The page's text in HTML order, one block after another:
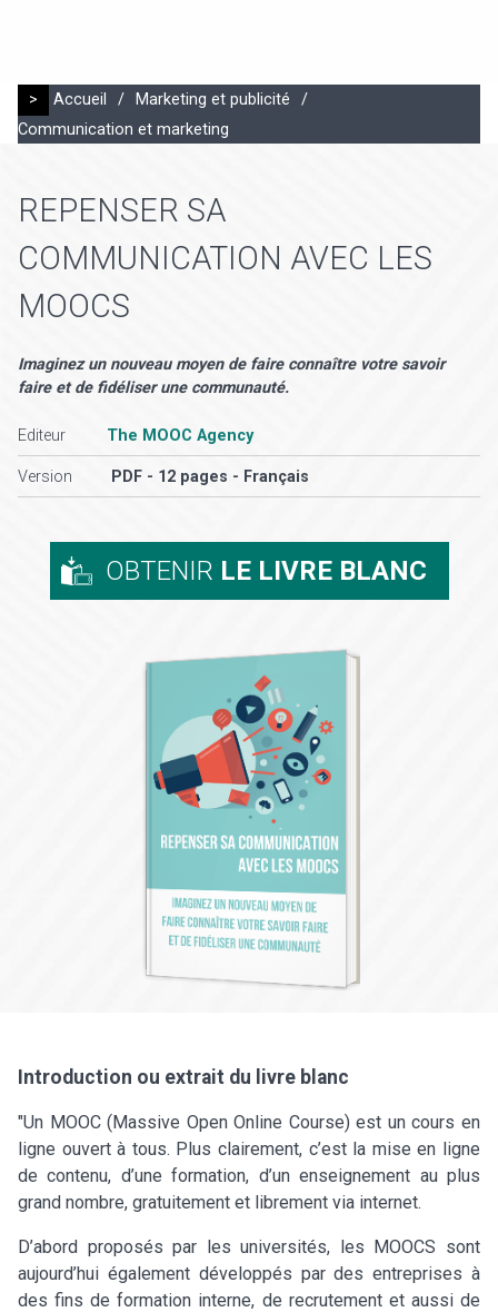
> Accueil / Marketing et publicité
/
Communication et marketing
REPENSER SA
COMMUNICATION AVEC LES
MOOCS
Imaginez un nouveau moyen de faire connaître votre savoir
faire et de fidéliser une communauté.
Editeur The MOOC Agency
Version PDF - 12 pages - Français
OBTENIR LE LIVRE BLANC
Introduction ou extrait du livre blanc
"Un MOOC (Massive Open Online Course) est un cours en
ligne ouvert à tous. Plus clairement, c’est la mise en ligne
de contenu, d’une formation, d’un enseignement au plus
grand nombre, gratuitement et librement via internet.
D’abord proposés par les universités, les MOOCS sont
aujourd’hui également développés par des entreprises à
des fins de formation interne, de recrutement et aussi de